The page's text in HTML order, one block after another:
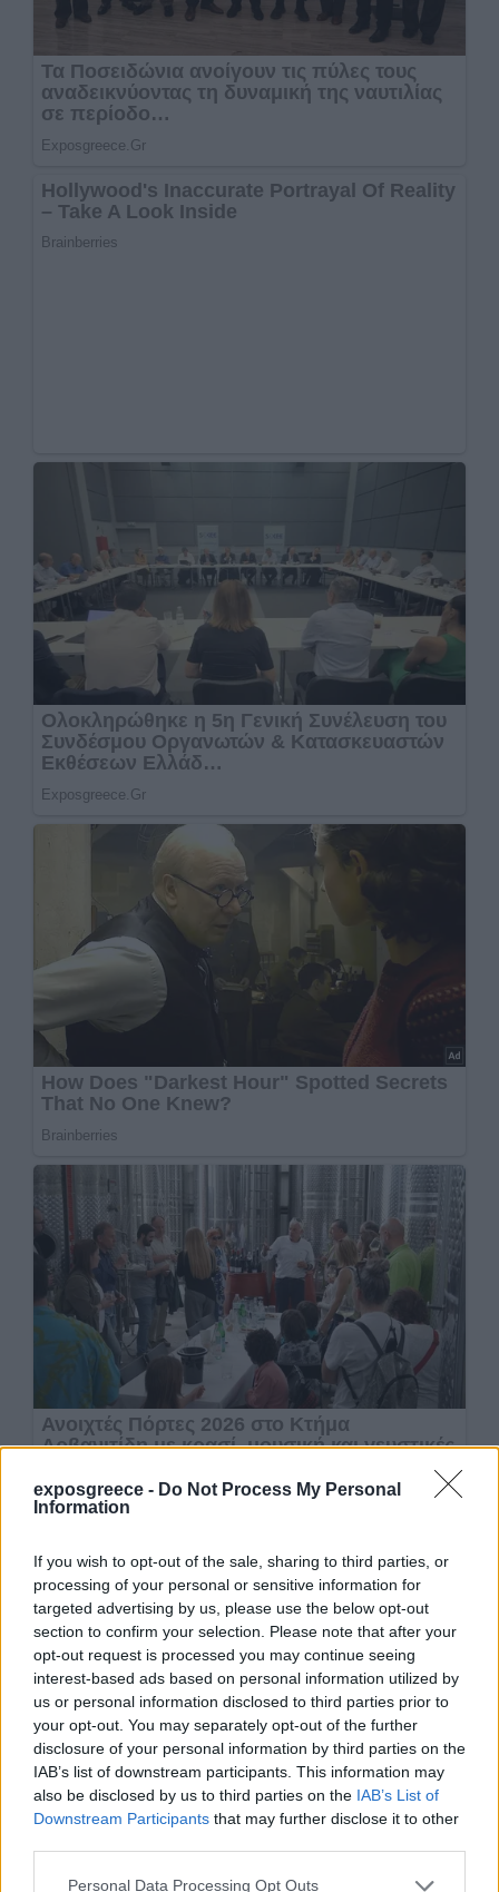
exposgreece - Do Not Process My Personal
Information
If you wish to opt-out of the sale, sharing to third parties, or
processing of your personal or sensitive information for
targeted advertising by us, please use the below opt-out
section to confirm your selection. Please note that after your
opt-out request is processed you may continue seeing
interest-based ads based on personal information utilized by
us or personal information disclosed to third parties prior to
your opt-out. You may separately opt-out of the further
disclosure of your personal information by third parties on the
IAB’s list of downstream participants. This information may
also be disclosed by us to third parties on the IAB’s List of
Downstream Participants that may further disclose it to other
Personal Data Processing Opt Outs